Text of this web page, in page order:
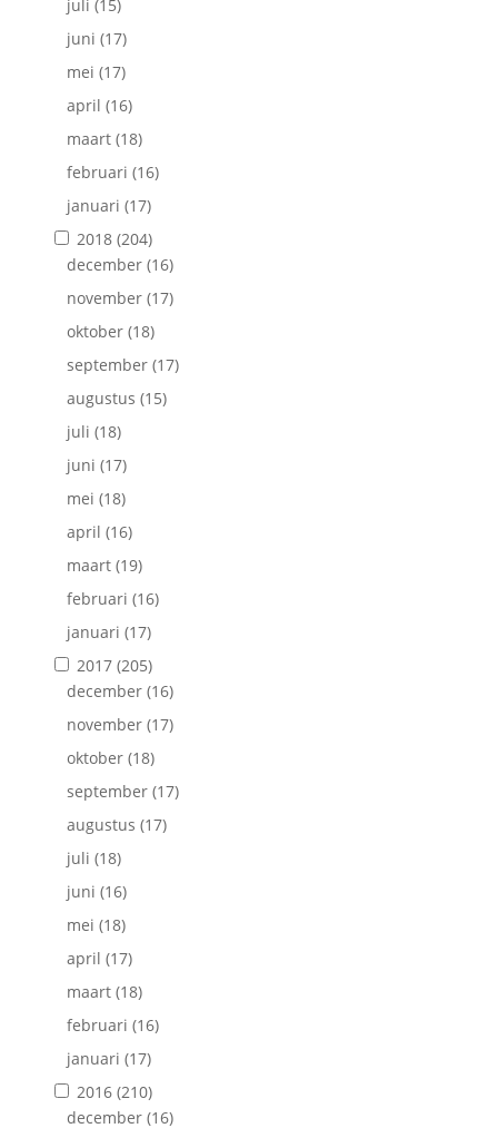
juli (15)
juni (17)
mei (17)
april (16)
maart(18)
februari (16)
januari (17)
2018(204)
december(16)
november(17)
oktober(18)
september(17)
augustus (15)
juli (18)
juni (17)
mei (18)
april (16)
maart(19)
februari (16)
januari (17)
2017(205)
december(16)
november(17)
oktober(18)
september(17)
augustus (17)
juli (18)
juni (16)
mei (18)
april (17)
maart(18)
februari (16)
januari (17)
2016(210)
december(16)